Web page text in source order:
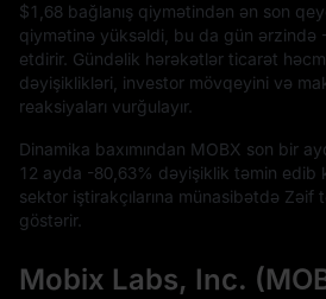
$1,68 bağlanış qiymətindən ən son
qiymətinə yüksəldi, bu da gün ərzində
etdirir. Gündəlik hərəkətlər ticarət
dəyişiklikləri, investor mövqeyini və
reaksiyaları vurğulayır.
Dinamika baxımından MOBX son bir
12 ayda -80,63% dəyişiklik təmin edib
sektor iştirakçılarına münasibətdə Zəif
göstərir.
Mobix Labs, Inc.